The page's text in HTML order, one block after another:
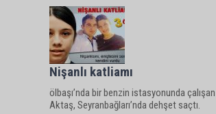
Nişanlı katliamı
ölbaşı’nda bir benzin istasyonunda
Aktaş, Seyranbağları’nda dehşet saçtı.